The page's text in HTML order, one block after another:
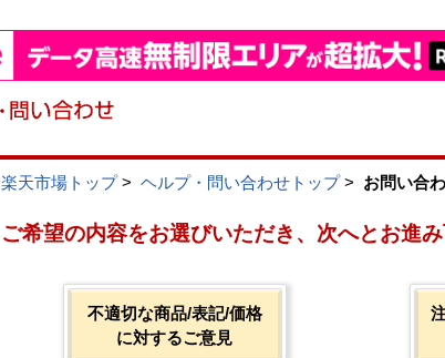
楽天市場トップ> ヘルプ・問い合わせトップ> お問い合
ご希望の内容をお選びいただき、次へとお進み
不適切な商品/表記/価格
に対するご意見